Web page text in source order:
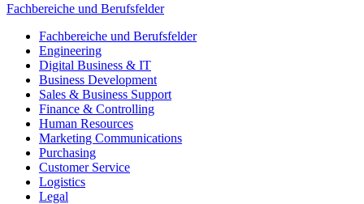
Fachbereiche und Berufsfelder
Fachbereiche und Berufsfelder
Engineering
Digital Business & IT
Business Development
Sales & Business Support
Finance & Controlling
Human Resources
Marketing Communications
Purchasing
Customer Service
Logistics
Legal